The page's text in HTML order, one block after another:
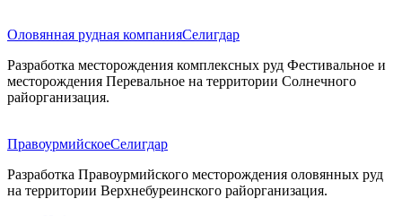
Оловянная рудная компанияСелигдар
Разработка месторождения комплексных руд Фестивальное и
месторождения Перевальное на территории Солнечного
райорганизация.
ПравоурмийскоеСелигдар
Разработка Правоурмийского месторождения оловянных руд
на территории Верхнебуреинского райорганизация.